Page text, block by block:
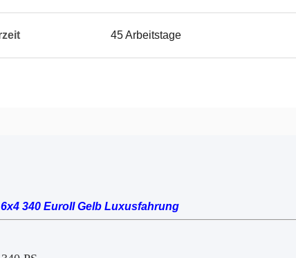
45 Arbeitstage
340 EuroII Gelb Luxusfahrung